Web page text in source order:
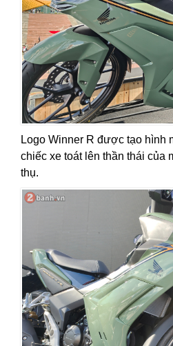
Logo Winner R được tạo hình
chiếc xe toát lên thần thái của
thụ.